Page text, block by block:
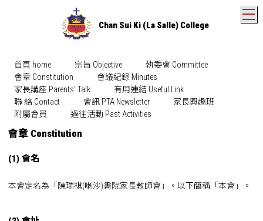
Chan Sui Ki (La Salle) College
首頁 home 宗旨 Objective
執委會 Committee
會章 Constitution
會議紀錄 Minutes
家長講座 Parents' Talk
有用連結 Useful Link
聯 絡 Contact
會訊 PTA Newsletter
家長興趣班
附屬會員
過往活動 Past Activities
會章 Constitution
(1) 會名
本會定名為「陳瑞祺(喇沙)書院家長教師會」。以下簡稱「本會」。